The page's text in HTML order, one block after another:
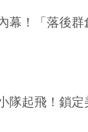
幕！「落後群
隊起飛！鎖